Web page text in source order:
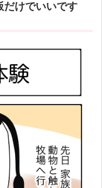
だけでいいです